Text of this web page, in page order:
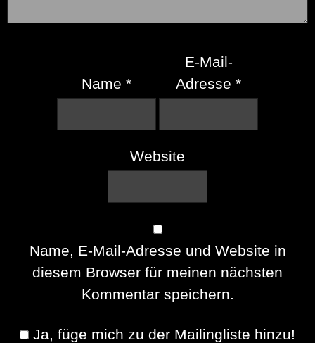
Name *
E-Mail-
Adresse*
Website
Name, E-Mail-Adresse und Website in
diesem Browser für meinen nächsten
Kommentar speichern.
Ja, füge mich zu der Mailingliste hinzu!